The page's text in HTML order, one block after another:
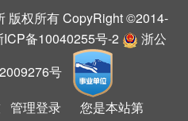
版权所有 CopyRight ©2014-
ICP备10040255号-2
浙公
号
管理登录
您是本站第